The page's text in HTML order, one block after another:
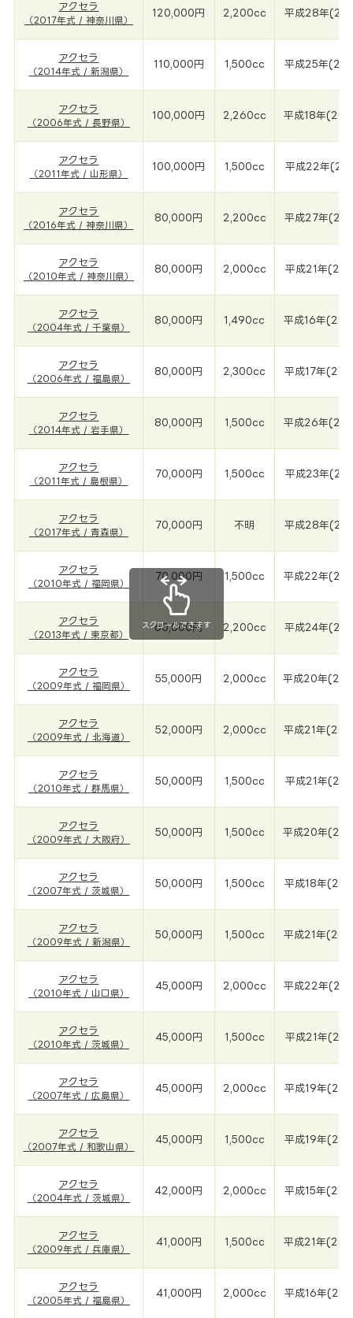
アクセラ
（2017年式 / 神奈川県）
120,000円 2,200cc 平成28年
アクセラ
（2014年式 / 新潟県）
110,000円 1,500cc 平成25年
アクセラ
（2006年式 / 長野県）
100,000円 2,260cc 平成18年
アクセラ
（2011年式 / 山形県）
100,000円 1,500cc 平成22年
アクセラ
（2016年式 / 神奈川県）
80,000円 2,200cc 平成27年
アクセラ
（2010年式 / 神奈川県）
80,000円 2,000cc 平成21年
アクセラ
（2004年式 / 千葉県）
80,000円 1,490cc 平成16年
アクセラ
（2006年式 / 福島県）
80,000円 2,300cc 平成17年
アクセラ
（2014年式 / 岩手県）
80,000円 1,500cc 平成26年
アクセラ
（2011年式 / 島根県）
70,000円 1,500cc 平成23年
アクセラ
（2017年式 / 青森県）
70,000円 不明 平成28年
アクセラ
（2010年式 / 福岡県）
70,000円 1,500cc 平成22年
アクセラ
（2013年式 / 東京都）
60,000円 2,200cc 平成24年
アクセラ
（2009年式 / 福岡県）
55,000円 2,000cc 平成20年
アクセラ
（2009年式 / 北海道）
52,000円 2,000cc 平成21年
アクセラ
（2010年式 / 群馬県）
50,000円 1,500cc 平成21年
アクセラ
（2009年式 / 大阪府）
50,000円 1,500cc 平成20年
アクセラ
（2007年式 / 茨城県）
50,000円 1,500cc 平成18年
アクセラ
（2009年式 / 新潟県）
50,000円 1,500cc 平成21年
アクセラ
（2010年式 / 山口県）
45,000円 2,000cc 平成22年
アクセラ
（2010年式 / 茨城県）
45,000円 1,500cc 平成21年
アクセラ
（2007年式 / 広島県）
45,000円 2,000cc 平成19年
アクセラ
（2007年式 / 和歌山県）
45,000円 1,500cc 平成19年
アクセラ
（2004年式 / 茨城県）
42,000円 2,000cc 平成15年
アクセラ
（2009年式 / 兵庫県）
41,000円 1,500cc 平成21年
アクセラ
（2005年式 / 福島県）
41,000円 2,000cc 平成16年
スクロールできます